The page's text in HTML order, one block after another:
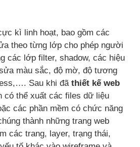
kì linh hoạt, bao gồm các
theo từng lớp cho phép người
các lớp filter, shadow, các hiệu
màu sắc, độ mờ, độ tương
Sau khi đã thiết kế web
có thể xuất các files dữ liệu
các phần mềm có chức năng
thành những trang web
các trang, layer, trạng thái,